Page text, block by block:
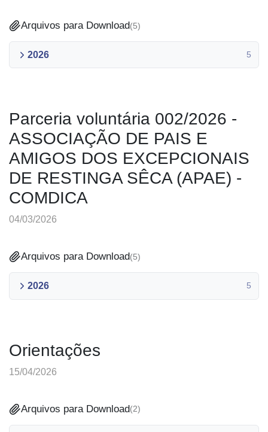
Arquivos para Download(5)
2026 5
Parceria voluntária 002/2026 -
ASSOCIAÇÃO DE PAIS E
AMIGOS DOS EXCEPCIONAIS
DE RESTINGA SÊCA (APAE) -
COMDICA
04/03/2026
Arquivos para Download(5)
2026 5
Orientações
15/04/2026
Arquivos para Download(2)